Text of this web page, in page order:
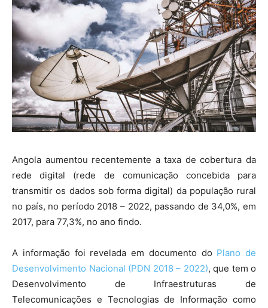
Angola aumentou recentemente a taxa de cobertura da
rede digital (rede de comunicação concebida para
transmitir os dados sob forma digital) da população rural
no país, no período 2018 – 2022, passando de 34,0%, em
2017, para 77,3%, no ano findo.
A informação foi revelada em documento do Plano de
Desenvolvimento Nacional (PDN 2018 – 2022), que tem o
Desenvolvimento de Infraestruturas de
Telecomunicações e Tecnologias de Informação como